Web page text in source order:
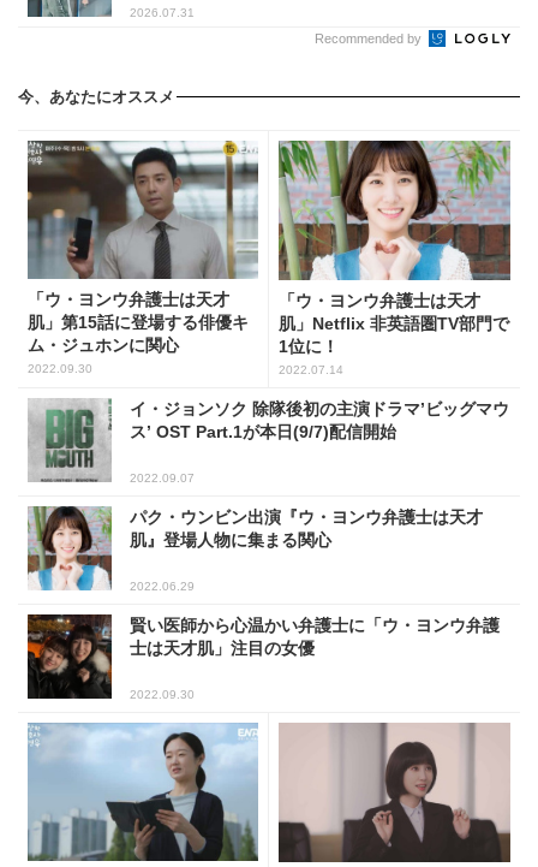
2026.07.31
Recommended by
今、あなたにオススメ
「ウ・ヨンウ弁護士は天才
肌」第15話に登場する俳優キ
ム・ジュホンに関心
2022.09.30
「ウ・ヨンウ弁護士は天才
肌」Netflix 非英語圏TV部門で
1位に！
2022.07.14
イ・ジョンソク 除隊後初の主演ドラマ’ビッグマウ
ス’ OST Part.1が本日(9/7)配信開始
2022.09.07
パク・ウンビン出演『ウ・ヨンウ弁護士は天才
肌』登場人物に集まる関心
2022.06.29
賢い医師から心温かい弁護士に「ウ・ヨンウ弁護
士は天才肌」注目の女優
2022.09.30